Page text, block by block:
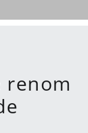
renom